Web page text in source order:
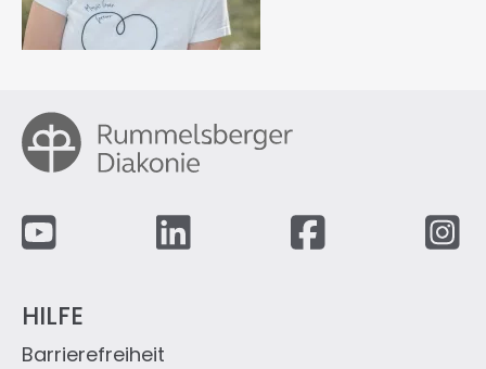
Fußzeile
HILFE
Barrierefreiheit